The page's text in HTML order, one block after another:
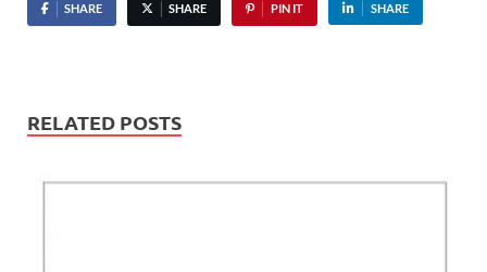
SHARE SHARE PIN IT SHARE
RELATED POSTS